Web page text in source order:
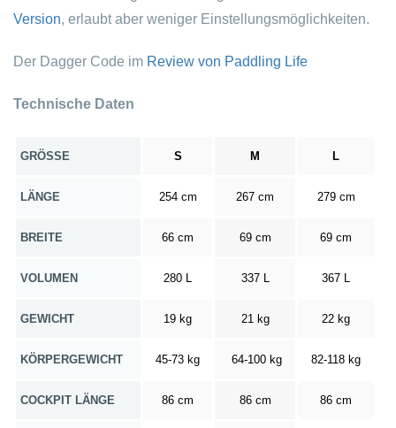
Version, erlaubt aber weniger Einstellungsmöglichkeiten.
Der Dagger Code im Review von Paddling Life
Technische Daten
GRÖSSE S M L
LÄNGE 254 cm 267 cm 279 cm
BREITE 66 cm 69 cm 69 cm
VOLUMEN 280 L 337 L 367 L
GEWICHT 19 kg 21 kg 22 kg
KÖRPERGEWICHT 45-73 kg 64-100 kg 82-118 kg
COCKPIT LÄNGE 86 cm 86 cm 86 cm